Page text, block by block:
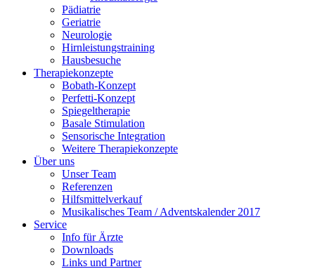
Pädiatrie
Geriatrie
Neurologie
Hirnleistungstraining
Hausbesuche
Therapiekonzepte
Bobath-Konzept
Perfetti-Konzept
Spiegeltherapie
Basale Stimulation
Sensorische Integration
Weitere Therapiekonzepte
Über uns
Unser Team
Referenzen
Hilfsmittelverkauf
Musikalisches Team / Adventskalender 2017
Service
Info für Ärzte
Downloads
Links und Partner